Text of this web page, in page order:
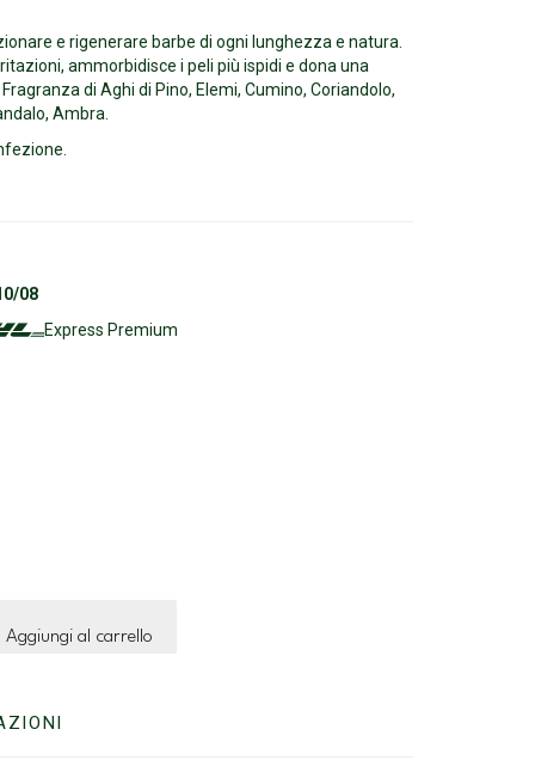
e rigenerare barbe di ogni lunghezza e natura.
ammorbidisce i peli più ispidi e dona una
di Aghi di Pino, Elemi, Cumino, Coriandolo,
Ambra.
08
Express Premium
Aggiungi al carrello